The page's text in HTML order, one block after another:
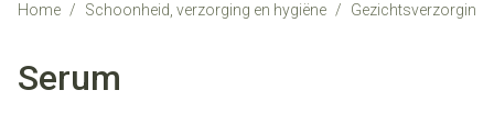
Home / Schoonheid, verzorging en hygiëne / Gezichtsverzorging
Serum